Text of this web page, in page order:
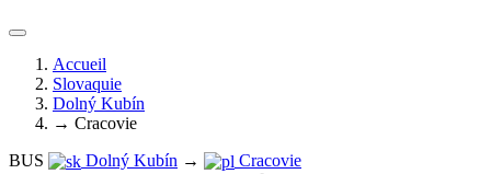
Accueil
Slovaquie
Dolný Kubín
→ Cracovie
BUS
Dolný Kubín →
Cracovie